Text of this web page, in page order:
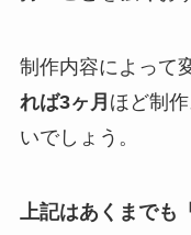
制作内容によって
れば3ヶ月 ほど制
いでしょう。
上記はあくまでも